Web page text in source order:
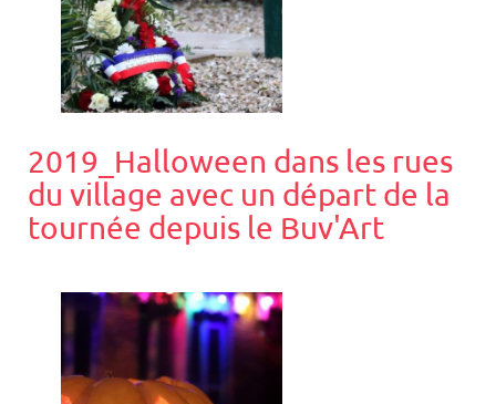
2019_Halloween dans les rues
du village avec un départ de la
tournée depuis le Buv'Art